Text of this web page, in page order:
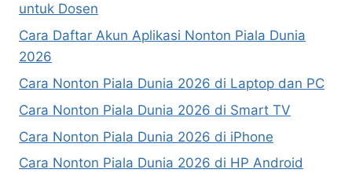
untuk Dosen
Cara Daftar Akun Aplikasi Nonton Piala Dunia
2026
Cara Nonton Piala Dunia 2026 di Laptop dan PC
Cara Nonton Piala Dunia 2026 di Smart TV
Cara Nonton Piala Dunia 2026 di iPhone
Cara Nonton Piala Dunia 2026 di HP Android